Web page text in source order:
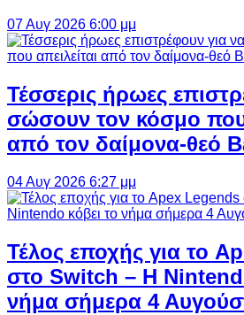
07 Αυγ 2026 6:00 μμ
Τέσσερις ήρωες
σώσουν τον κόσμο που
από τον δαίμονα-θεό
04 Αυγ 2026 6:27 μμ
Τέλος εποχής για το
στο Switch – Η
νήμα σήμερα 4